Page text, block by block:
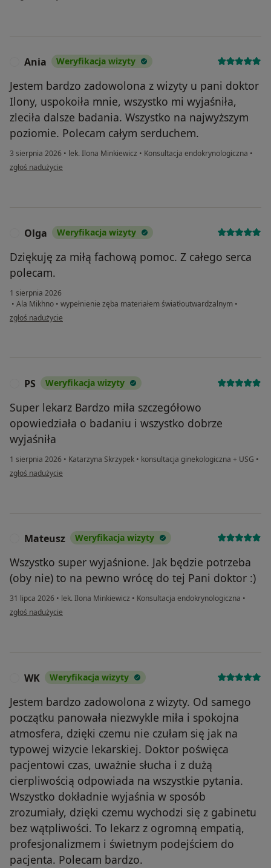
Ania Weryfikacja wizyty
Jestem bardzo zadowolona z wizyty u pani doktor
Ilony, uspokoiła mnie, wszystko mi wyjaśniła,
zleciła dalsze badania. Wszystko na najwyższym
poziomie. Polecam całym serduchem.
3 sierpnia 2026 • lek. Ilona Minkiewicz • Konsultacja endokrynologiczna •
w opinii użytkownika Ania
zgłoś nadużycie
Olga Weryfikacja wizyty
Dziękuję za miłą fachową pomoc. Z całego serca
polecam.
1 sierpnia 2026
• Ala Mikhno • wypełnienie zęba materiałem światłoutwardzalnym •
w opinii użytkownika Olga
zgłoś nadużycie
PS Weryfikacja wizyty
Super lekarz Bardzo miła szczegółowo
opowiedziała o badaniu i wszystko dobrze
wyjaśniła
1 sierpnia 2026 • Katarzyna Skrzypek • konsultacja ginekologiczna + USG •
w opinii użytkownika PS
zgłoś nadużycie
Mateusz Weryfikacja wizyty
Wszystko super wyjaśnione. Jak będzie potrzeba
(oby nie) to na pewno wrócę do tej Pani doktor :)
31 lipca 2026 • lek. Ilona Minkiewicz • Konsultacja endokrynologiczna •
w opinii użytkownika Mateusz
zgłoś nadużycie
WK Weryfikacja wizyty
Jestem bardzo zadowolona z wizyty. Od samego
początku panowała niezwykle miła i spokojna
atmosfera, dzięki czemu nie czułam się jak na
typowej wizycie lekarskiej. Doktor poświęca
pacjentowi czas, uważnie słucha i z dużą
cierpliwością odpowiada na wszystkie pytania.
Wszystko dokładnie wyjaśnia w sposób
zrozumiały, dzięki czemu wychodzi się z gabinetu
bez wątpliwości. To lekarz z ogromną empatią,
profesjonalizmem i świetnym podejściem do
pacjenta. Polecam bardzo.